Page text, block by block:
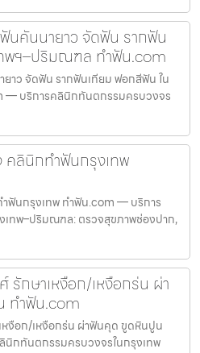
นคันนายาว จัดฟัน รากฟัน
พฯ–ปริมณฑล ทำฟัน.com
าว จัดฟัน รากฟันเทียม ฟอกสีฟัน ใน
— บริการคลินิกทันตกรรมครบวงจร
คลินิกทำฟันกรุงเทพ
ฟันกรุงเทพ ทำฟัน.com — บริการ
ทพ–ปริมณฑล: ตรวจสุขภาพช่องปาก,
กษาเหงือก/เหงือกร่น ผ่า
ทำฟัน.com
งือก/เหงือกร่น ผ่าฟันคุด ขูดหินปูน
กทันตกรรมครบวงจรในกรุงเทพ